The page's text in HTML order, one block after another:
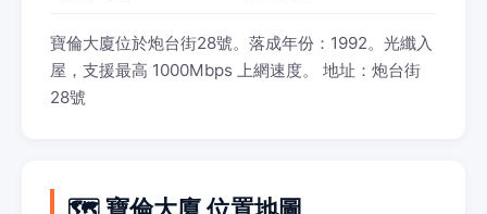
寶倫大廈位於炮台街28號。落成年份：1992。光纖入
屋，支援最高 1000Mbps 上網速度。 地址：炮台街
28號